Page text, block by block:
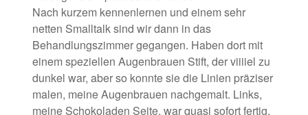
Nach kurzem kennenlernen und einem sehr
netten Smalltalk sind wir dann in das
Behandlungszimmer gegangen. Haben dort mit
einem speziellen Augenbrauen Stift, der viiiiel zu
dunkel war, aber so konnte sie die Linien präziser
malen, meine Augenbrauen nachgemalt. Links,
meine Schokoladen Seite, war quasi sofort fertig.